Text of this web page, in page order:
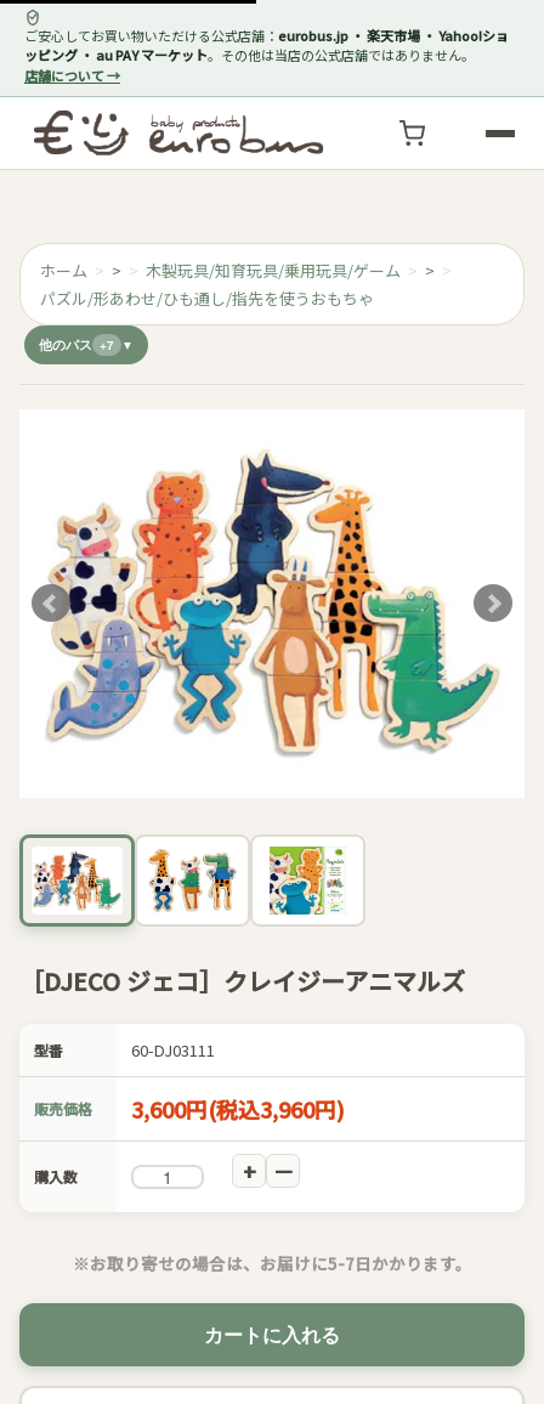
ご安心してお買い物いただける公式店舗： eurobus.jp ・ 楽天市場 ・ Yahoo!ショ
ッピング ・ au PAY マーケット。その他は当店の公式店舗ではありません。
店舗について →
ホーム > 木製玩具/知育玩具/乗用玩具/ゲーム
>
パズル/形あわせ/ひも通し/指先を使うおもちゃ
他のパス +7
［DJECO ジェコ］クレイジーアニマルズ
型番 60-DJ03111
販売価格 3,600円(税込3,960円)
購入数
※お取り寄せの場合は、お届けに5-7日かかります。
カートに入れる